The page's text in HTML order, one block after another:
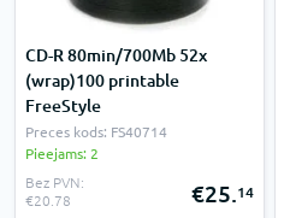
CD-R 80min/700Mb 52x
(wrap)100 printable
FreeStyle
Preces kods: FS40714
Pieejams: 2
Bez PVN:
€20.78
€25.14